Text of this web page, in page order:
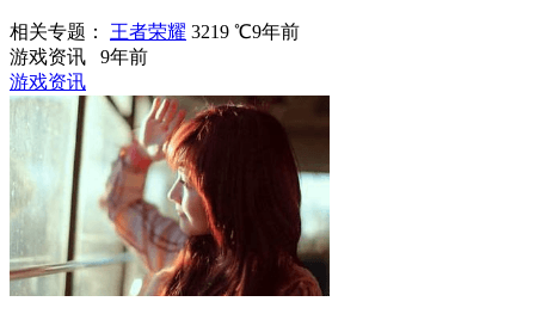
相关专题： 王者荣耀 3219 ℃9年前
游戏资讯
9年前
游戏资讯